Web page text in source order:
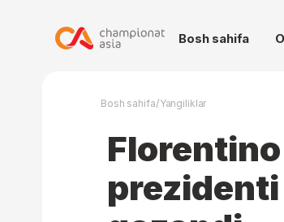
Bosh sahifa
Bosh sahifa/Yangiliklar